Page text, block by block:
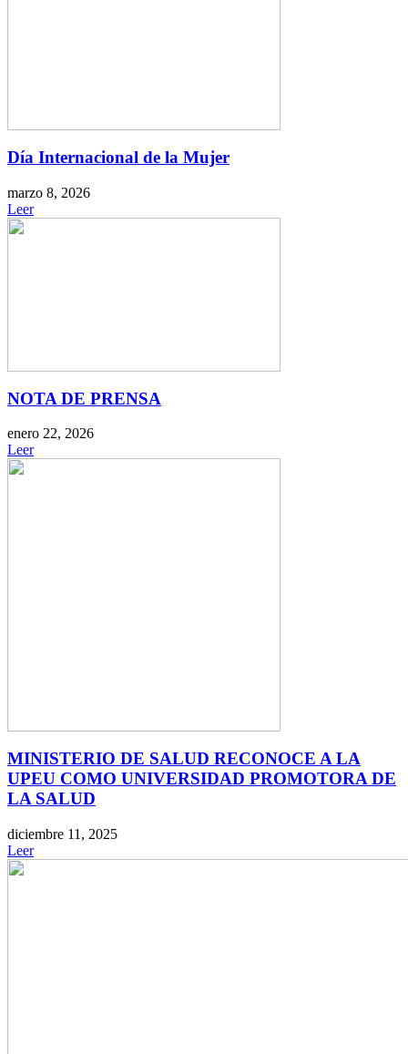
Día Internacional de la Mujer
marzo 8, 2026
Leer
NOTA DE PRENSA
enero 22, 2026
Leer
MINISTERIO DE SALUD RECONOCE A LA
UPEU COMO UNIVERSIDAD PROMOTORA DE
LA SALUD
diciembre 11, 2025
Leer